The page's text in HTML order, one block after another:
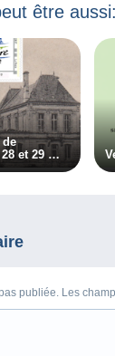
être aussi:
de
et 29 mai
publiée. Les